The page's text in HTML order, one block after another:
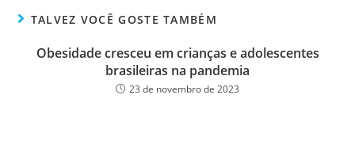
ok er
TALVEZ VOCÊ GOSTE TAMBÉM
Obesidade cresceu em crianças e adolescentes
brasileiras na pandemia
23 de novembro de 2023